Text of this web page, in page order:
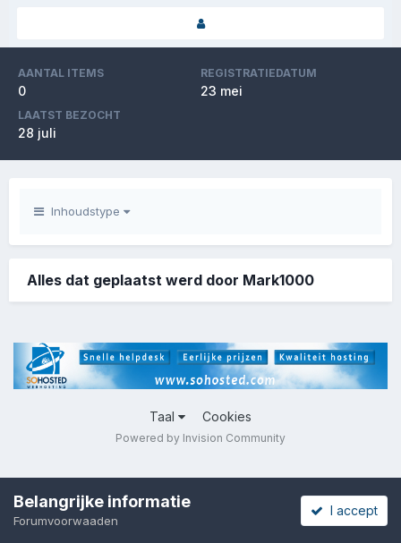
AANTAL ITEMS
0
REGISTRATIEDATUM
23 mei
LAATST BEZOCHT
28 juli
Inhoudstype
Alles dat geplaatst werd door Mark1000
Taal Cookies
Powered by Invision Community
Belangrijke informatie
Forumvoorwaaden
I accept